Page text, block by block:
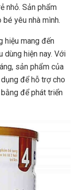
nhỏ. Sản phẩm
yêu nhà mình.
hiệu mang đến
hiện nay. Với
sản phẩm của
để hỗ trợ cho
để phát triển